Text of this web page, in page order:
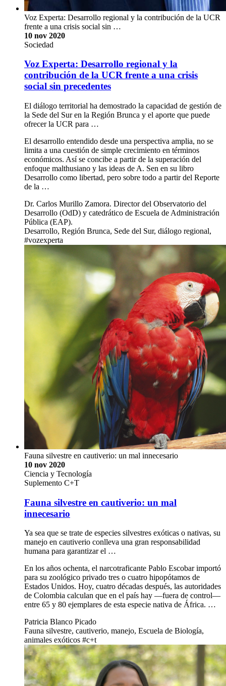
Voz Experta: Desarrollo regional y la contribución de la UCR
frente a una crisis social sin …
10 nov 2020
Sociedad
Voz Experta: Desarrollo regional y la
contribución de la UCR frente a una crisis
social sin precedentes
El diálogo territorial ha demostrado la capacidad de gestión de
la Sede del Sur en la Región Brunca y el aporte que puede
ofrecer la UCR para …
El desarrollo entendido desde una perspectiva amplia, no se
limita a una cuestión de simple crecimiento en términos
económicos. Así se concibe a partir de la superación del
enfoque malthusiano y las ideas de A. Sen en su libro
Desarrollo como libertad, pero sobre todo a partir del Reporte
de la …
Dr. Carlos Murillo Zamora. Director del Observatorio del
Desarrollo (OdD) y catedrático de Escuela de Administración
Pública (EAP).
Desarrollo, Región Brunca, Sede del Sur, diálogo regional,
#vozexperta
Fauna silvestre en cautiverio: un mal innecesario
10 nov 2020
Ciencia y Tecnología
Suplemento C+T
Fauna silvestre en cautiverio: un mal
innecesario
Ya sea que se trate de especies silvestres exóticas o nativas, su
manejo en cautiverio conlleva una gran responsabilidad
humana para garantizar el …
En los años ochenta, el narcotraficante Pablo Escobar importó
para su zoológico privado tres o cuatro hipopótamos de
Estados Unidos. Hoy, cuatro décadas después, las autoridades
de Colombia calculan que en el país hay —fuera de control—
entre 65 y 80 ejemplares de esta especie nativa de África. …
Patricia Blanco Picado
Fauna silvestre, cautiverio, manejo, Escuela de Biología,
animales exóticos #c+t